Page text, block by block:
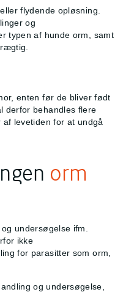
flydende opløsning.
og
typen af hunde orm, samt
enten før de bliver født
derfor behandles flere
levetiden for at undgå
orm
undersøgelse ifm.
ikke
for parasitter som orm,
og undersøgelse,